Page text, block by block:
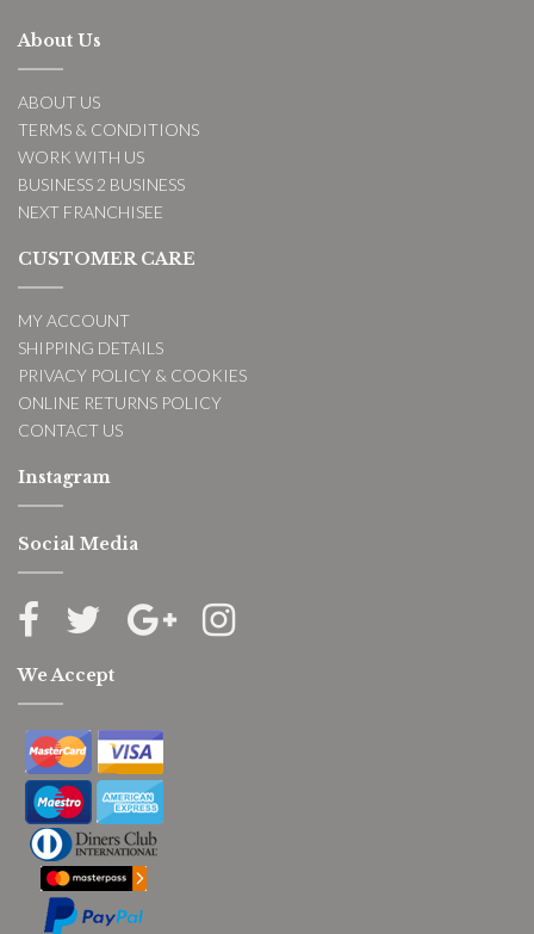
About Us
ABOUT US
TERMS & CONDITIONS
WORK WITH US
BUSINESS 2 BUSINESS
NEXT FRANCHISEE
CUSTOMER CARE
MY ACCOUNT
SHIPPING DETAILS
PRIVACY POLICY & COOKIES
ONLINE RETURNS POLICY
CONTACT US
Instagram
Social Media
We Accept